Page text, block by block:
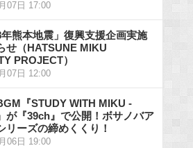
07日 17:00
年熊本地震」復興支援企画実施
せ（HATSUNE MIKU
PROJECT）
07日 12:00
『STUDY WITH MIKU -
が『39ch』で公開！ボサノバア
リーズの締めくくり！
06日 19:00